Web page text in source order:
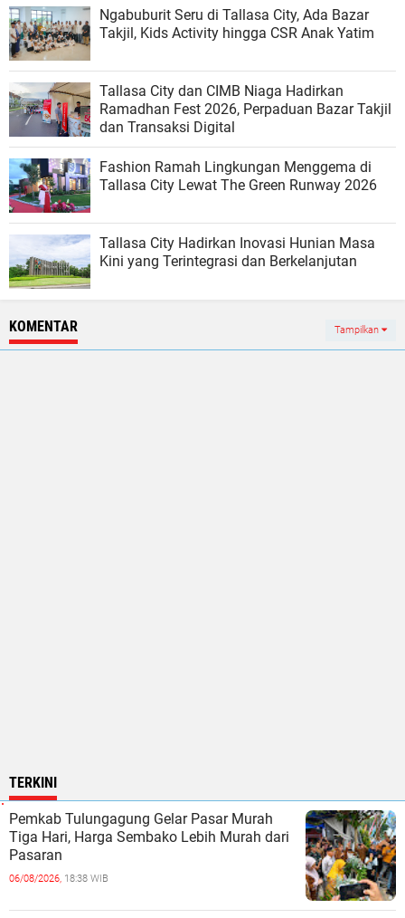
Ngabuburit Seru di Tallasa City, Ada Bazar
Takjil, Kids Activity hingga CSR Anak Yatim
Tallasa City dan CIMB Niaga Hadirkan
Ramadhan Fest 2026, Perpaduan Bazar Takjil
dan Transaksi Digital
Fashion Ramah Lingkungan Menggema di
Tallasa City Lewat The Green Runway 2026
Tallasa City Hadirkan Inovasi Hunian Masa
Kini yang Terintegrasi dan Berkelanjutan
KOMENTAR Tampilkan
TERKINI
Pemkab Tulungagung Gelar Pasar Murah
Tiga Hari, Harga Sembako Lebih Murah dari
Pasaran
06/08/2026, 18:38 WIB